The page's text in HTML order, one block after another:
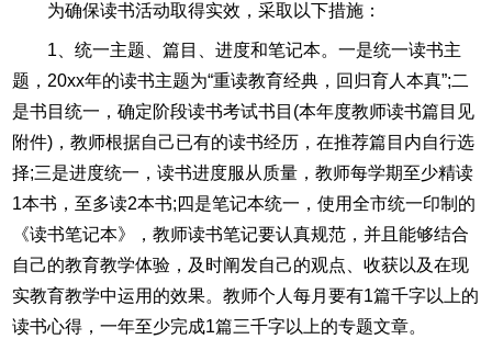
为确保读书活动取得实效，采取以下措施：
1、统一主题、篇目、进度和笔记本。一是统一读书主
题，20xx年的读书主题为“重读教育经典，回归育人本真”;二
是书目统一，确定阶段读书考试书目(本年度教师读书篇目见
附件)，教师根据自己已有的读书经历，在推荐篇目内自行选
择;三是进度统一，读书进度服从质量，教师每学期至少精读
1本书，至多读2本书;四是笔记本统一，使用全市统一印制的
《读书笔记本》，教师读书笔记要认真规范，并且能够结合
自己的教育教学体验，及时阐发自己的观点、收获以及在现
实教育教学中运用的效果。教师个人每月要有1篇千字以上的
读书心得，一年至少完成1篇三千字以上的专题文章。